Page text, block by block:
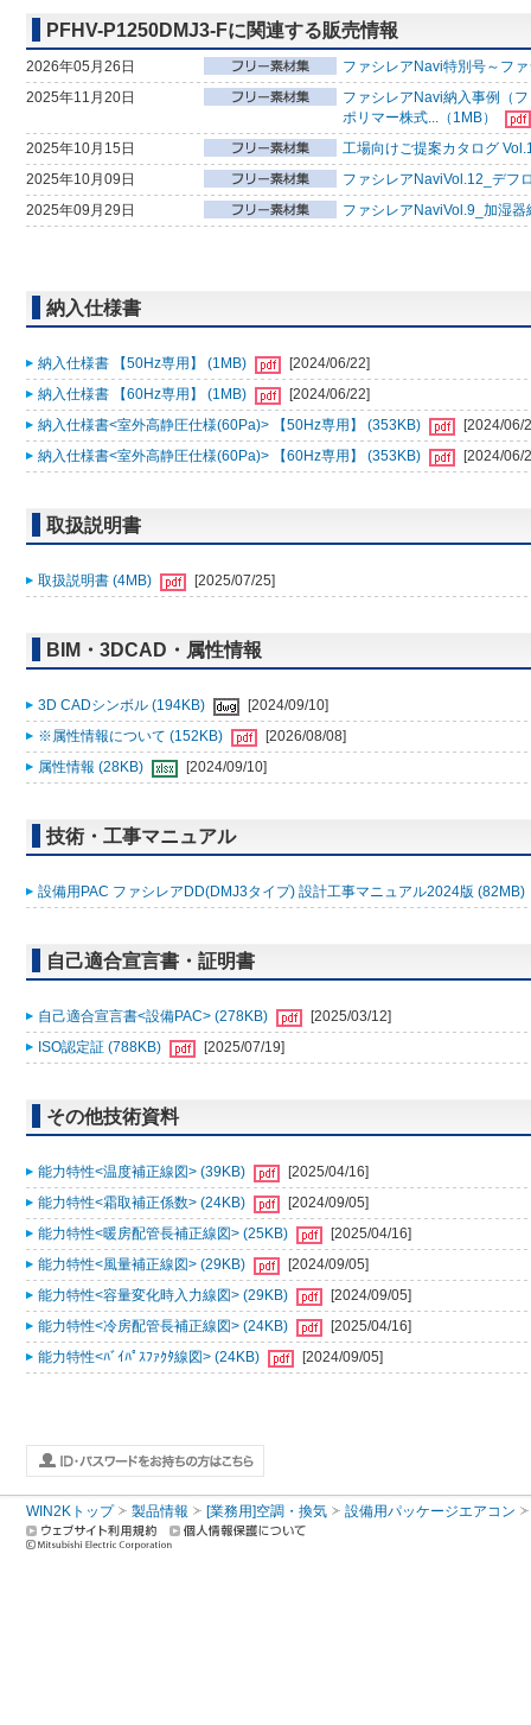
PFHV-P1250DMJ3-Fに関連する販売情報
2026年05月26日
ファシレアNavi特別号～フ
2025年11月20日
ファシレアNavi納入事例（
ポリマー株式...（1MB）
2025年10月15日
工場向けご提案カタログ
2025年10月09日
ファシレアNaviVol.12_デフ
2025年09月29日
ファシレアNaviVol.9_加湿
納入仕様書
納入仕様書 【50Hz専用】 (1MB)
[2024/06/22]
納入仕様書 【60Hz専用】 (1MB)
[2024/06/22]
納入仕様書<室外高静圧仕様(60Pa)> 【50Hz専用】 (353KB)
[2024/06/
納入仕様書<室外高静圧仕様(60Pa)> 【60Hz専用】 (353KB)
[2024/06/
取扱説明書
取扱説明書 (4MB) [2025/07/25]
BIM・3DCAD・属性情報
3D CADシンボル (194KB)
[2024/09/10]
※属性情報について (152KB)
[2026/08/08]
属性情報 (28KB)
[2024/09/10]
技術・工事マニュアル
設備用PAC ファシレアDD(DMJ3タイプ) 設計工事マニュアル2024版 (82MB)
自己適合宣言書・証明書
自己適合宣言書<設備PAC> (278KB)
[2025/03/12]
ISO認定証 (788KB)
[2025/07/19]
その他技術資料
能力特性<温度補正線図> (39KB)
[2025/04/16]
能力特性<霜取補正係数> (24KB)
[2024/09/05]
能力特性<暖房配管長補正線図> (25KB)
[2025/04/16]
能力特性<風量補正線図> (29KB)
[2024/09/05]
能力特性<容量変化時入力線図> (29KB)
[2024/09/05]
能力特性<冷房配管長補正線図> (24KB)
[2025/04/16]
能力特性<ﾊﾞｲﾊﾟｽﾌｧｸﾀ線図> (24KB)
[2024/09/05]
WIN2Kトップ 製品情報 [業務用]空調・換気 設備用パッケージエアコン